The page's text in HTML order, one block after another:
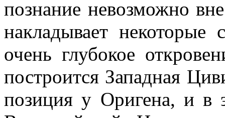
познание невозможно
накладывает некоторые
очень глубокое
построится Западная
позиция у Оригена, и